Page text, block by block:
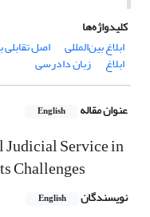
کلیدواژه‌ها
ابلاغ بین‌المللی
اصل
ابلاغ زبان دادرسی
عنوان مقاله English
Service in
Challenges
نویسندگان English